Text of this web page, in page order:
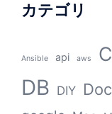
カテゴリ
Ansible api aws
DB DIY